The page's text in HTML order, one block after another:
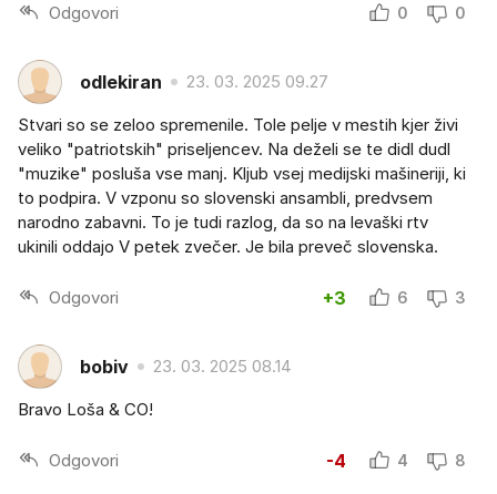
Odgovori 0 0
odlekiran 23. 03. 2025 09.27
Stvari so se zeloo spremenile. Tole pelje v mestih kjer živi
veliko "patriotskih" priseljencev. Na deželi se te didl dudl
"muzike" posluša vse manj. Kljub vsej medijski mašineriji, ki
to podpira. V vzponu so slovenski ansambli, predvsem
narodno zabavni. To je tudi razlog, da so na levaški rtv
ukinili oddajo V petek zvečer. Je bila preveč slovenska.
Odgovori +3 6 3
bobiv 23. 03. 2025 08.14
Bravo Loša & CO!
Odgovori -4 4 8